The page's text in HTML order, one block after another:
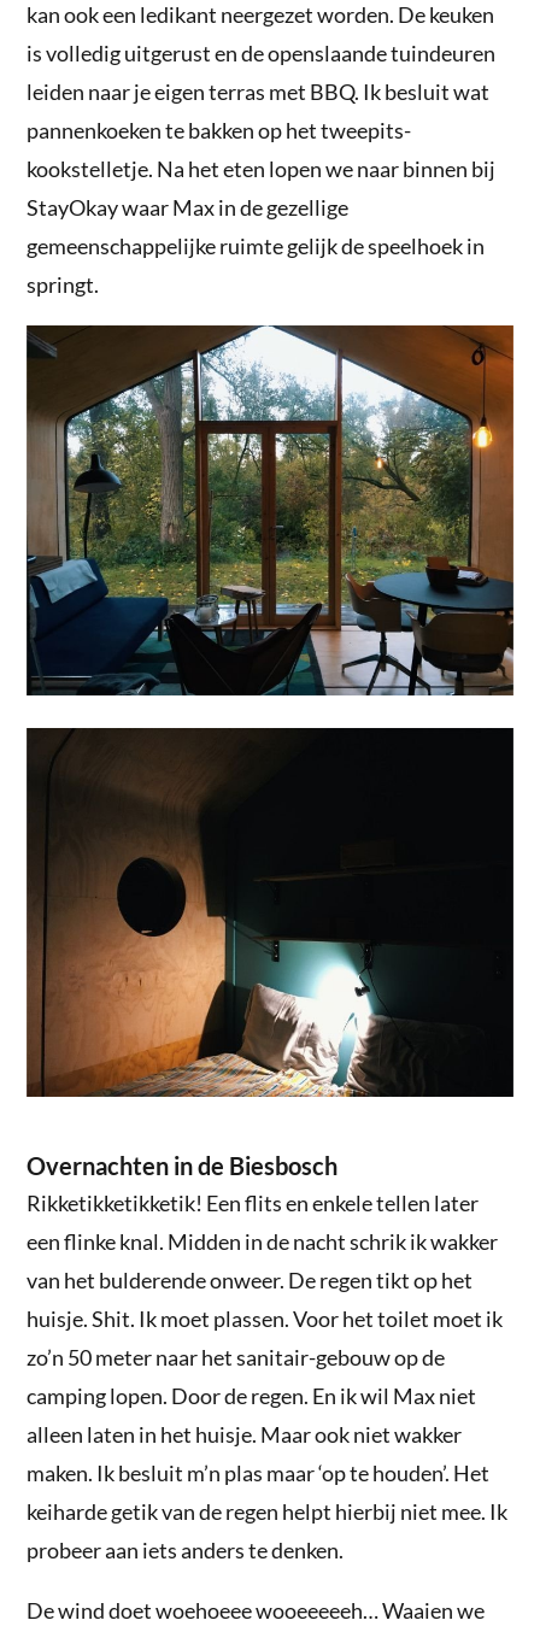
kan ook een ledikant neergezet worden. De keuken
is volledig uitgerust en de openslaande tuindeuren
leiden naar je eigen terras met BBQ. Ik besluit wat
pannenkoeken te bakken op het tweepits-
kookstelletje. Na het eten lopen we naar binnen bij
StayOkay waar Max in de gezellige
gemeenschappelijke ruimte gelijk de speelhoek in
springt.
Overnachten in de Biesbosch
Rikketikketikketik! Een flits en enkele tellen later
een flinke knal. Midden in de nacht schrik ik wakker
van het bulderende onweer. De regen tikt op het
huisje. Shit. Ik moet plassen. Voor het toilet moet ik
zo’n 50 meter naar het sanitair-gebouw op de
camping lopen. Door de regen. En ik wil Max niet
alleen laten in het huisje. Maar ook niet wakker
maken. Ik besluit m’n plas maar ‘op te houden’. Het
keiharde getik van de regen helpt hierbij niet mee. Ik
probeer aan iets anders te denken.
De wind doet woehoeee wooeeeeeh… Waaien we